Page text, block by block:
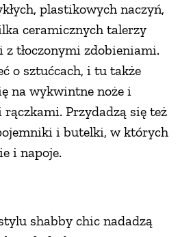
plastikowych naczyń,
ceramicznych talerzy
tłoczonymi zdobieniami.
o sztućcach, i tu także
na wykwintne noże i
Przydadzą się też
i butelki, w których
i napoje.
shabby chic nadadzą